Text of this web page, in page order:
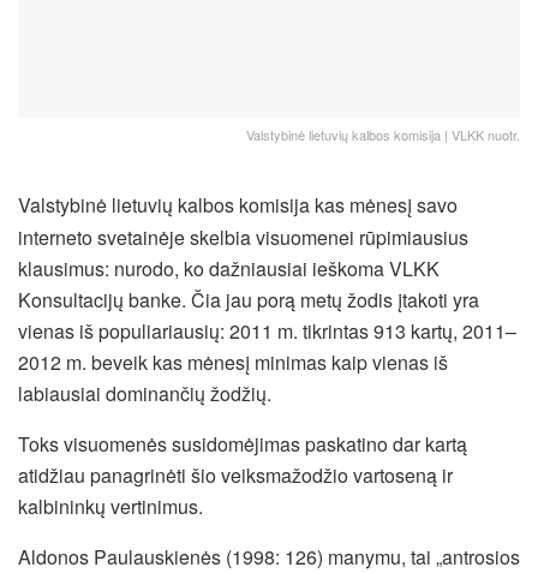
Valstybinė lietuvių kalbos komisija | VLKK nuotr.
Valstybinė lietuvių kalbos komisija kas mėnesį savo
interneto svetainėje skelbia visuomenei rūpimiausius
klausimus: nurodo, ko dažniausiai ieškoma VLKK
Konsultacijų banke. Čia jau porą metų žodis įtakoti yra
vienas iš populiariausių: 2011 m. tikrintas 913 kartų, 2011–
2012 m. beveik kas mėnesį minimas kaip vienas iš
labiausiai dominančių žodžių.
Toks visuomenės susidomėjimas paskatino dar kartą
atidžiau panagrinėti šio veiksmažodžio vartoseną ir
kalbininkų vertinimus.
Aldonos Paulauskienės (1998: 126) manymu, tai „antrosios